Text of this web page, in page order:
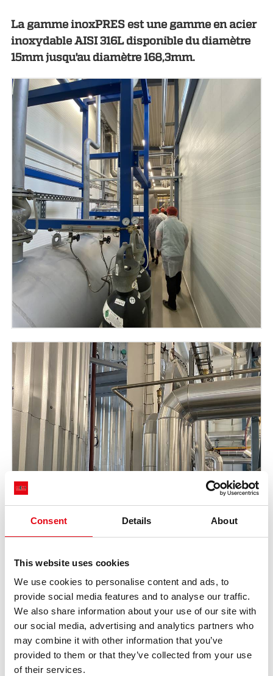
Consent Details About
This website uses cookies
We use cookies to personalise content and ads, to
provide social media features and to analyse our traffic.
We also share information about your use of our site with
our social media, advertising and analytics partners who
may combine it with other information that you’ve
provided to them or that they’ve collected from your use
of their services.
La gamme inoxPRES est une gamme en acier
inoxydable AISI 316L disponible du diamètre
15mm jusqu'au diamètre 168,3mm.